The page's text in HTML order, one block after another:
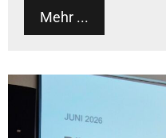
Mehr ...